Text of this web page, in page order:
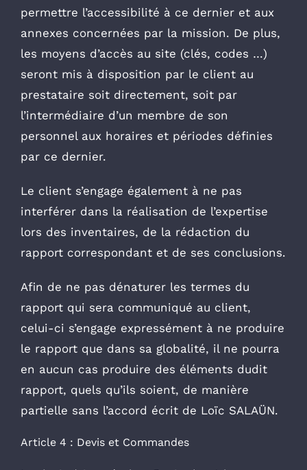
permettre l’accessibilité à ce dernier et aux
annexes concernées par la mission. De plus,
les moyens d’accès au site (clés, codes …)
seront mis à disposition par le client au
prestataire soit directement, soit par
l’intermédiaire d’un membre de son
personnel aux horaires et périodes définies
par ce dernier.
Le client s’engage également à ne pas
interférer dans la réalisation de l’expertise
lors des inventaires, de la rédaction du
rapport correspondant et de ses conclusions.
Afin de ne pas dénaturer les termes du
rapport qui sera communiqué au client,
celui-ci s’engage expressément à ne produire
le rapport que dans sa globalité, il ne pourra
en aucun cas produire des éléments dudit
rapport, quels qu’ils soient, de manière
partielle sans l’accord écrit de Loïc SALAÜN.
Article 4 : Devis et Commandes